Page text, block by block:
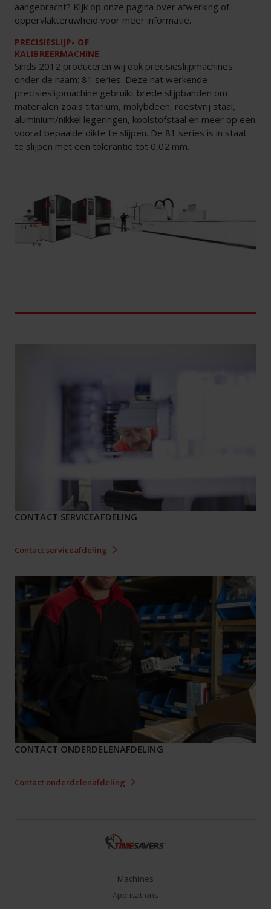
aangebracht? Kijk op onze pagina over afwerking of
oppervlakteruwheid voor meer informatie.
PRECISIESLIJP- OF
KALIBREERMACHINE
Sinds 2012 produceren wij ook precisieslijpmachines
onder de naam: 81 series. Deze nat werkende
precisieslijpmachine gebruikt brede slijpbanden om
materialen zoals titanium, molybdeen, roestvrij staal,
aluminium/nikkel legeringen, koolstofstaal en meer op een
vooraf bepaalde dikte te slijpen. De 81 series is in staat
te slijpen met een tolerantie tot 0,02 mm.
CONTACT SERVICEAFDELING
Contact serviceafdeling
CONTACT ONDERDELENAFDELING
Contact onderdelenafdeling
Machines
Applications